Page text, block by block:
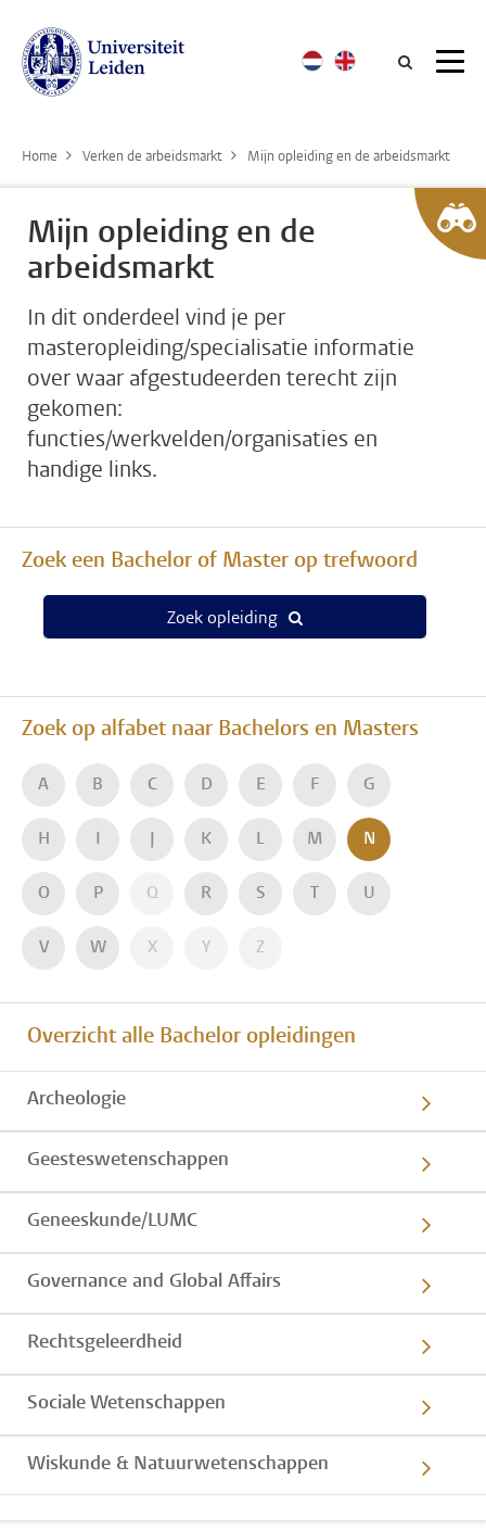
Home Verken de arbeidsmarkt Mijn opleiding en de arbeidsmarkt
Mijn opleiding en de
arbeidsmarkt
In dit onderdeel vind je per
masteropleiding/specialisatie informatie
over waar afgestudeerden terecht zijn
gekomen:
functies/werkvelden/organisaties en
handige links.
Zoek een Bachelor of Master op trefwoord
Zoek opleiding
Zoek op alfabet naar Bachelors en Masters
A B C D E F G
H K L M N
O P Q R S U
V W X Y Z
Overzicht alle Bachelor opleidingen
Archeologie
Geesteswetenschappen
Geneeskunde/LUMC
Governance and Global Affairs
Rechtsgeleerdheid
Sociale Wetenschappen
Wiskunde & Natuurwetenschappen